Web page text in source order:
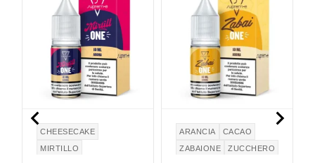
CHEESECAKE
MIRTILLO
ARANCIA
CACAO
ZABAIONE
ZUCCHERO
 